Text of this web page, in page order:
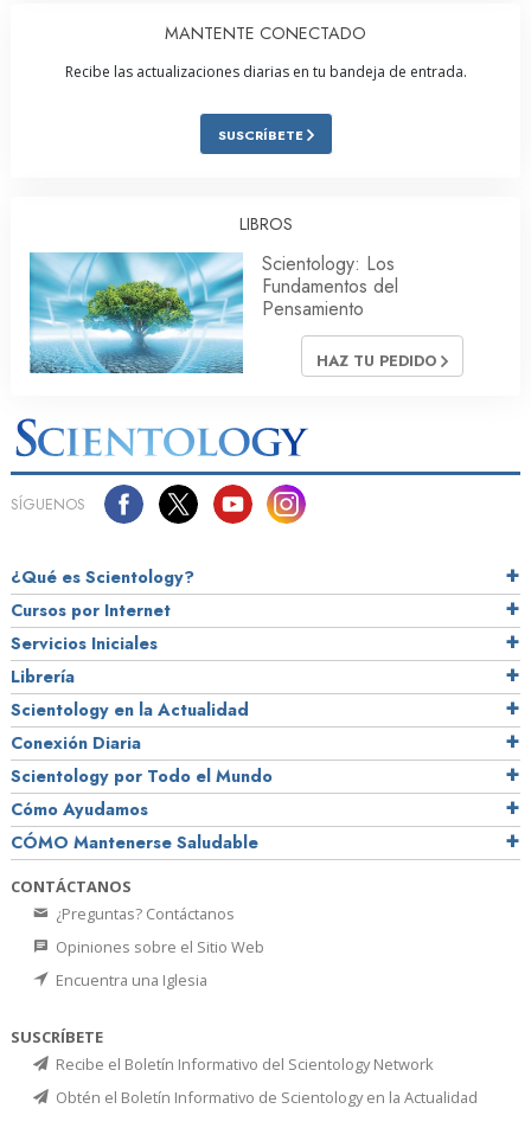
MANTENTE CONECTADO
Recibe las actualizaciones diarias en tu bandeja de entrada.
SUSCRÍBETE
LIBROS
Scientology: Los
Fundamentos del
Pensamiento
HAZ TU PEDIDO
SÍGUENOS
¿Qué es Scientology?
Cursos por Internet
Servicios Iniciales
Librería
Scientology en la Actualidad
Conexión Diaria
Scientology por Todo el Mundo
Cómo Ayudamos
CÓMO Mantenerse Saludable
CONTÁCTANOS
¿Preguntas? Contáctanos
Opiniones sobre el Sitio Web
Encuentra una Iglesia
SUSCRÍBETE
Recibe el Boletín Informativo del Scientology Network
Obtén el Boletín Informativo de Scientology en la Actualidad